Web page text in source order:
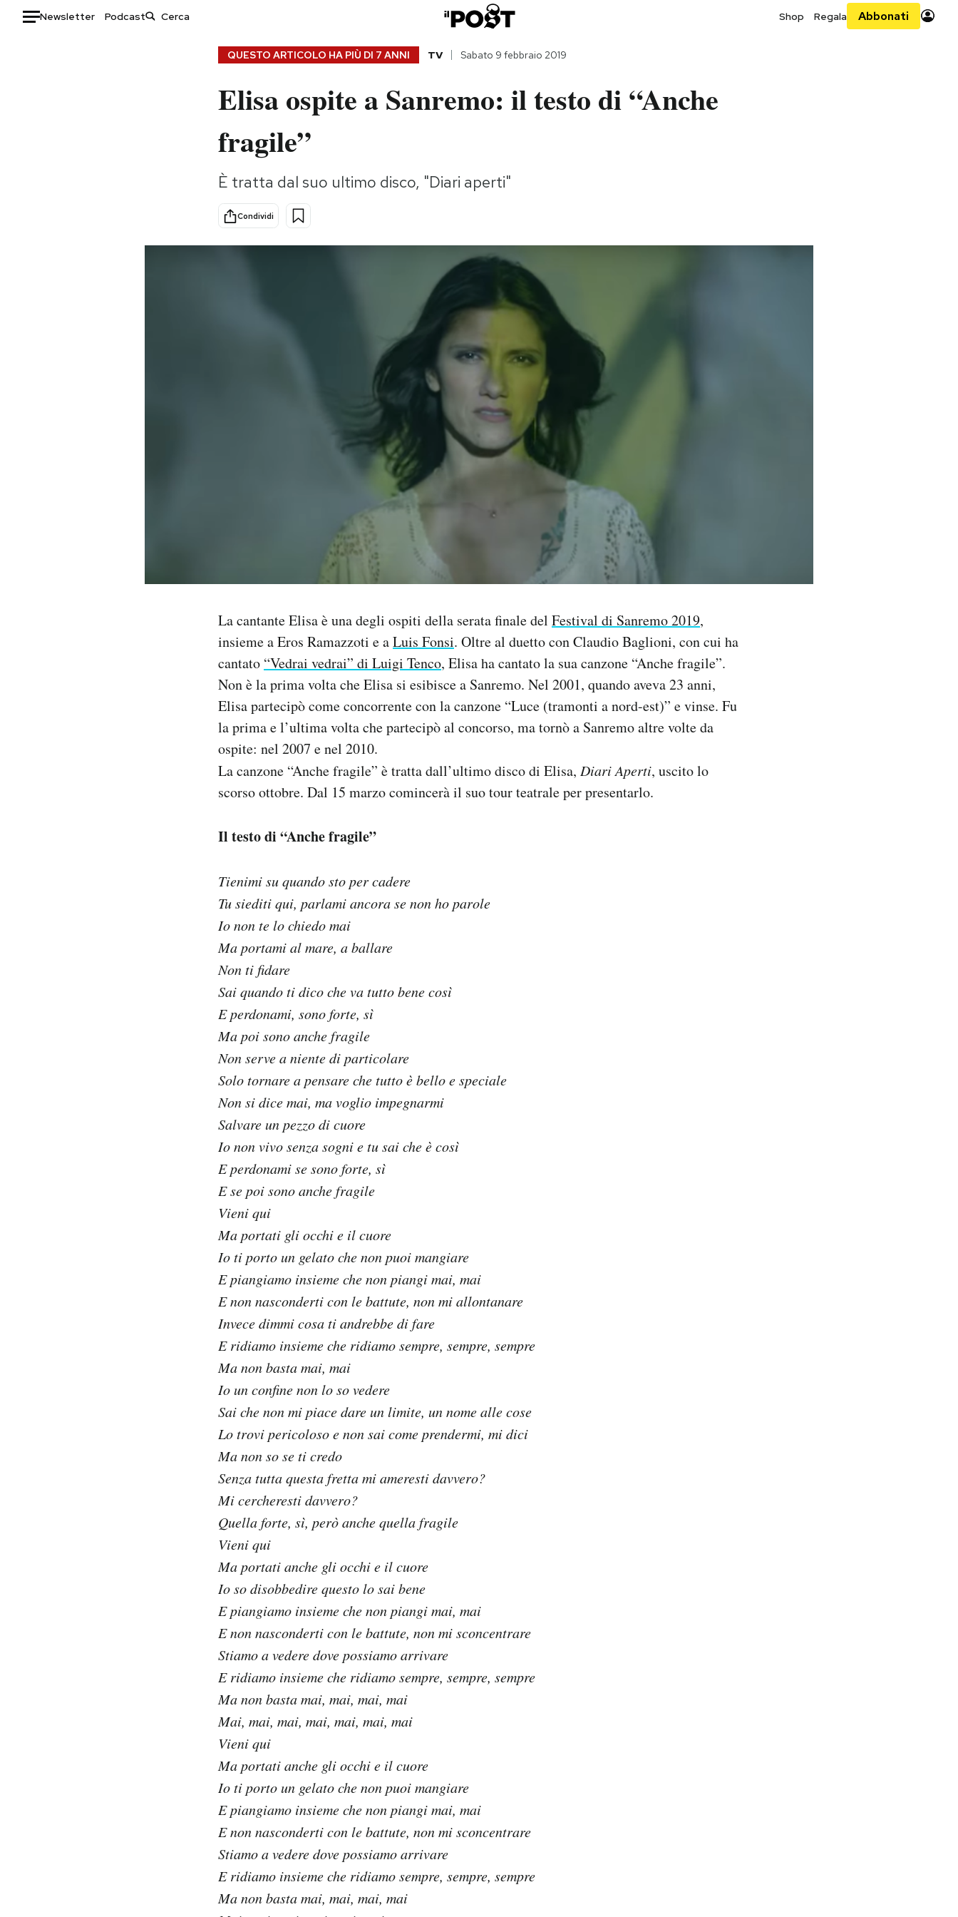
Newsletter Podcast Shop Regala Abbonati
Storie/Idee
Ok Boomer!
Europa
AREA PERSONALE
QUESTO ARTICOLO HA PIÙ DI 7 ANNI TV Sabato 9 febbraio 2019
Elisa ospite a Sanremo: il testo di “Anche
fragile”
È tratta dal suo ultimo disco, "Diari aperti"
Condividi
La cantante Elisa è una degli ospiti della serata finale del Festival di Sanremo 2019,
insieme a Eros Ramazzoti e aLuis Fonsi. Oltre al duetto con Claudio Baglioni, con cui ha
cantato “Vedrai vedrai” di Luigi Tenco, Elisa ha cantato la sua canzone “Anche fragile”.
Non è la prima volta che Elisa si esibisce a Sanremo. Nel 2001, quando aveva 23 anni,
Elisa partecipò come concorrente con la canzone “Luce (tramonti a nord-est)” e vinse. Fu
la prima e l’ultima volta che partecipò al concorso, ma tornò a Sanremo altre volte da
ospite: nel 2007 e nel 2010.
La canzone “Anche fragile” è tratta dall’ultimo disco di Elisa, Diari Aperti, uscito lo
scorso ottobre. Dal 15 marzo comincerà il suo tour teatrale per presentarlo.
Il testo di “Anche fragile”
Tienimi su quando sto per cadere
Tu siediti qui, parlami ancora se non ho parole
Io non te lo chiedo mai
Ma portami al mare, a ballare
Non ti fidare
Sai quando ti dico che va tutto bene così
E perdonami, sono forte, sì
Ma poi sono anche fragile
Non serve a niente di particolare
Solo tornare a pensare che tutto è bello e speciale
Non si dice mai, ma voglio impegnarmi
Salvare un pezzo di cuore
Io non vivo senza sogni e tu sai che è così
E perdonami se sono forte, sì
E se poi sono anche fragile
Vieni qui
Ma portati gli occhi e il cuore
Io ti porto un gelato che non puoi mangiare
E piangiamo insieme che non piangi mai, mai
E non nasconderti con le battute, non mi allontanare
Invece dimmi cosa ti andrebbe di fare
E ridiamo insieme che ridiamo sempre, sempre, sempre
Ma non basta mai, mai
Io un confine non lo so vedere
Sai che non mi piace dare un limite, un nome alle cose
Lo trovi pericoloso e non sai come prendermi, mi dici
Ma non so se ti credo
Senza tutta questa fretta mi ameresti davvero?
Mi cercheresti davvero?
Quella forte, sì, però anche quella fragile
Vieni qui
Ma portati anche gli occhi e il cuore
Io so disobbedire questo lo sai bene
E piangiamo insieme che non piangi mai, mai
E non nasconderti con le battute, non mi sconcentrare
Stiamo a vedere dove possiamo arrivare
E ridiamo insieme che ridiamo sempre, sempre, sempre
Ma non basta mai, mai, mai, mai
Mai, mai, mai, mai, mai, mai, mai
Vieni qui
Ma portati anche gli occhi e il cuore
Io ti porto un gelato che non puoi mangiare
E piangiamo insieme che non piangi mai, mai
E non nasconderti con le battute, non mi sconcentrare
Stiamo a vedere dove possiamo arrivare
E ridiamo insieme che ridiamo sempre, sempre, sempre
Ma non basta mai, mai, mai, mai